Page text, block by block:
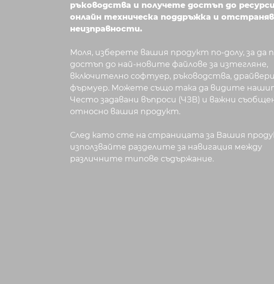
ръководства и получете достъп до
онлайн техническа поддръжка и
неизправности.
Моля, изберете вашия продукт по-долу, за да
достъп до най-новите файлове за изтегляне,
включително софтуер, ръководства,
фърмуер. Можете също така да видите
Често задавани въпроси (ЧЗВ) и важни
относно вашия продукт.
След като сте на страницата за Вашия
използвайте разделите за навигация между
различните типове съдържание.